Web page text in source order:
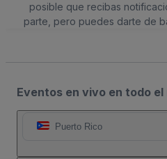
posible que recibas
parte, pero puedes darte de
Eventos en vivo en todo el
Puerto Rico